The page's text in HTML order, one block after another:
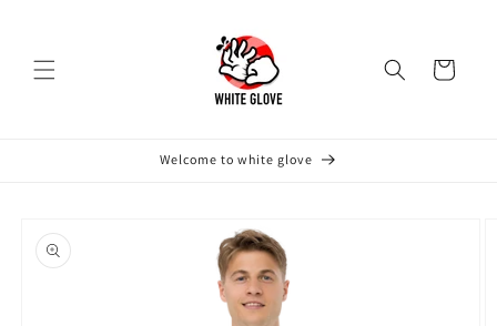
Carrello
Welcome to white glove
informazioni
sul prodotto